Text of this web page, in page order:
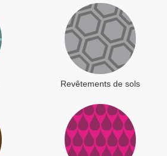
Revêtements de sols